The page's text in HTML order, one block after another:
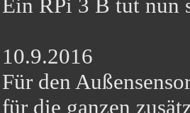
Ein RPi 3 B tut nun
10.9.2016
Für den
für die ganzen